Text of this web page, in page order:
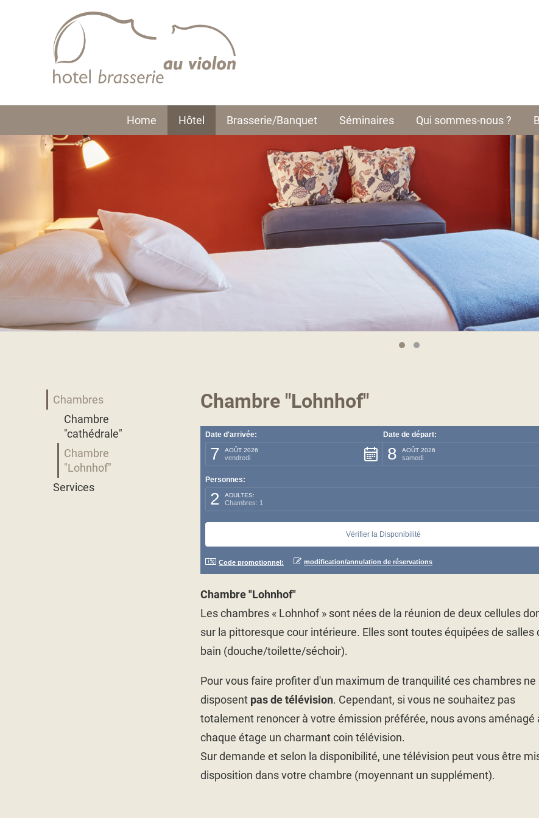
Home Hôtel Brasserie/Banquet Séminaires Qui sommes-nous ?
Chambres
Chambre
"cathédrale"
Chambre
"Lohnhof"
Services
Chambre "Lohnhof"
Date d'arrivée:
7 AOÛT 2026
vendredi
Date de départ:
8 AOÛT 2026
samedi
Personnes:
2 ADULTES:
Chambres: 1
Code promotionnel: modification/annulation de réservations
Chambre "Lohnhof"
Les chambres « Lohnhof » sont nées de la réunion de deux cellules
sur la pittoresque cour intérieure. Elles sont toutes équipées de salles
bain (douche/toilette/séchoir).
Pour vous faire profiter d'un maximum de tranquilité ces chambres ne
disposent pas de télévision. Cependant, si vous ne souhaitez pas
totalement renoncer à votre émission préférée, nous avons aménagé
chaque étage un charmant coin télévision.
Sur demande et selon la disponibilité, une télévision peut vous être
disposition dans votre chambre (moyennant un supplément).